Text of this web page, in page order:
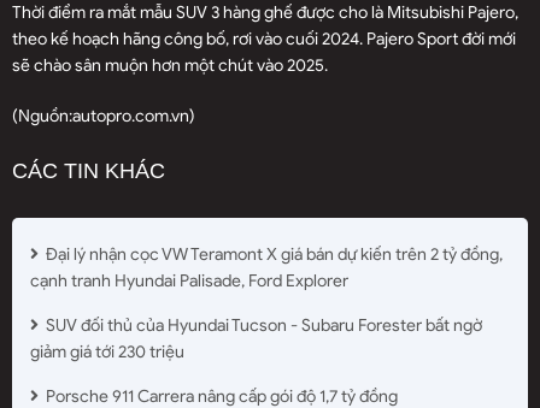
Thời điểm ra mắt mẫu SUV 3 hàng ghế được cho là Mitsubishi Pajero,
theo kế hoạch hãng công bố, rơi vào cuối 2024. Pajero Sport đời mới
sẽ chào sân muộn hơn một chút vào 2025.
(Nguồn:autopro.com.vn)
CÁC TIN KHÁC
Đại lý nhận cọc VW Teramont X giá bán dự kiến trên 2 tỷ đồng,
cạnh tranh Hyundai Palisade, Ford Explorer
SUV đối thủ của Hyundai Tucson - Subaru Forester bất ngờ
giảm giá tới 230 triệu
Porsche 911 Carrera nâng cấp gói độ 1,7 tỷ đồng